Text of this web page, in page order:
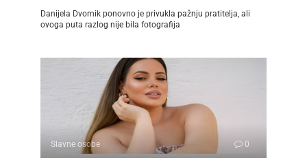
Danijela Dvornik ponovno je privukla pažnju pratitelja, ali
ovoga puta razlog nije bila fotografija
Slavne osobe 0